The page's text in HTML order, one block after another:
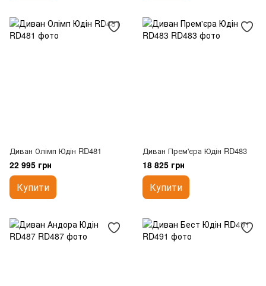
Диван Олімп Юдін RD481
22 995 грн
Купити
Диван Прем'єра Юдін RD483
18 825 грн
Купити